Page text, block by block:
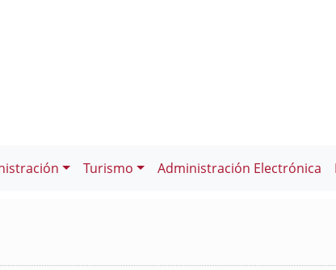
Turismo Administración Electrónica